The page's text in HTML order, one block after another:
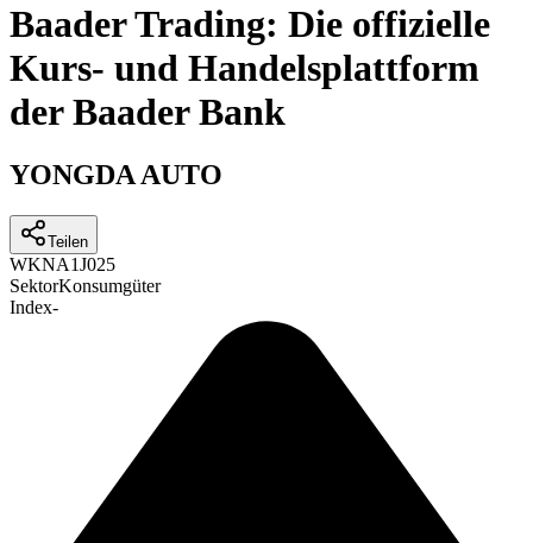
Baader Trading: Die offizielle
Kurs- und Handelsplattform
der Baader Bank
YONGDA AUTO
Teilen
WKNA1J025
SektorKonsumgüter
Index-